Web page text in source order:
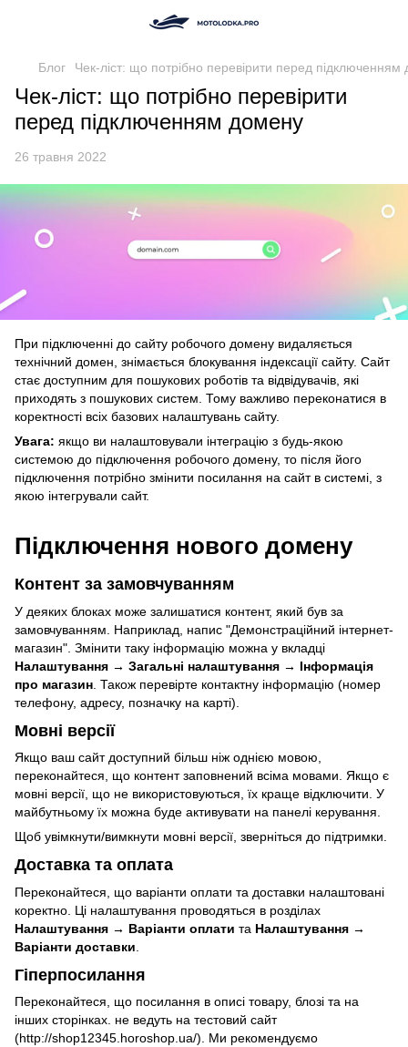
Блог Чек-ліст: що потрібно перевірити перед підключенням
Чек-ліст: що потрібно перевірити
перед підключенням домену
26 травня 2022
При підключенні до сайту робочого домену видаляється
технічний домен, знімається блокування індексації сайту. Сайт
стає доступним для пошукових роботів та відвідувачів, які
приходять з пошукових систем. Тому важливо переконатися в
коректності всіх базових налаштувань сайту.
Увага: якщо ви налаштовували інтеграцію з будь-якою
системою до підключення робочого домену, то після його
підключення потрібно змінити посилання на сайт в системі, з
якою інтегрували сайт.
Підключення нового домену
Контент за замовчуванням
У деяких блоках може залишатися контент, який був за
замовчуванням. Наприклад, напис "Демонстраційний інтернет-
магазин". Змінити таку інформацію можна у вкладці
Налаштування → Загальні налаштування → Інформація
про магазин . Також перевірте контактну інформацію (номер
телефону, адресу, позначку на карті).
Мовні версії
Якщо ваш сайт доступний більш ніж однією мовою,
переконайтеся, що контент заповнений всіма мовами. Якщо є
мовні версії, що не використовуються, їх краще відключити. У
майбутньому їх можна буде активувати на панелі керування.
Щоб увімкнути/вимкнути мовні версії, зверніться до підтримки.
Доставка та оплата
Переконайтеся, що варіанти оплати та доставки налаштовані
коректно. Ці налаштування проводяться в розділах
Налаштування → Варіанти оплати та Налаштування →
Варіанти доставки
Гіперпосилання
Переконайтеся, що посилання в описі товару, блозі та на
інших сторінках. не ведуть на тестовий сайт
(http://shop12345.horoshop.ua/). Ми рекомендуємо